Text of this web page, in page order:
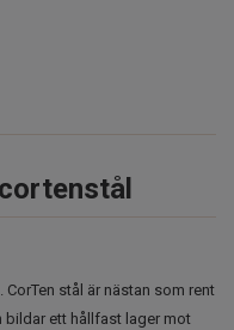
stål är nästan som rent
bildar ett hållfast lager mot